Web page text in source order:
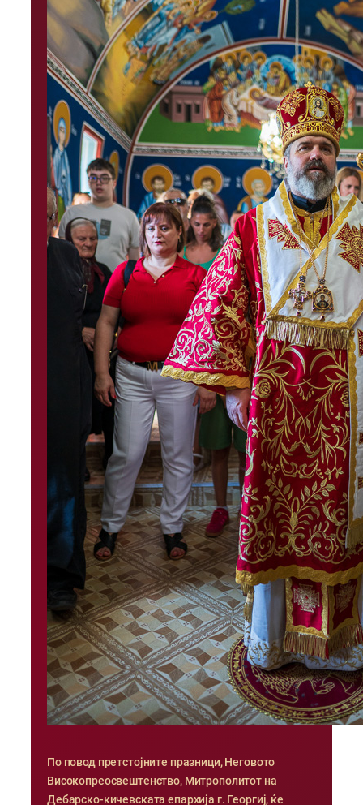
По повод претстојните празници, Неговото
Високопреосвештенство, Митрополитот на
Дебарско-кичевската епархија г. Георгиј, ќе